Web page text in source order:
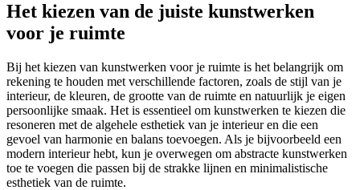
Het kiezen van de juiste kunstwerken
voor je ruimte
Bij het kiezen van kunstwerken voor je ruimte is het belangrijk om
rekening te houden met verschillende factoren, zoals de stijl van je
interieur, de kleuren, de grootte van de ruimte en natuurlijk je eigen
persoonlijke smaak. Het is essentieel om kunstwerken te kiezen die
resoneren met de algehele esthetiek van je interieur en die een
gevoel van harmonie en balans toevoegen. Als je bijvoorbeeld een
modern interieur hebt, kun je overwegen om abstracte kunstwerken
toe te voegen die passen bij de strakke lijnen en minimalistische
esthetiek van de ruimte.